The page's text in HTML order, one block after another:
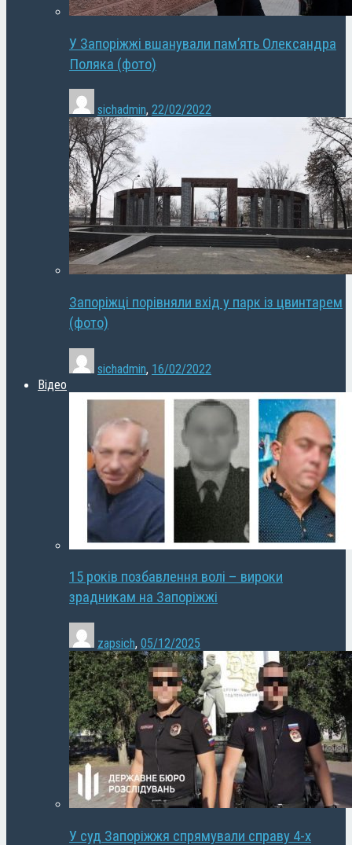
У Запоріжжі вшанували пам’ять Олександра
Поляка (фото)
sichadmin, 22/02/2022
Запоріжці порівняли вхід у парк із цвинтарем
(фото)
sichadmin, 16/02/2022
Відео
15 років позбавлення волі – вироки
зрадникам на Запоріжжі
zapsich, 05/12/2025
У суд Запоріжжя спрямували справу 4-х